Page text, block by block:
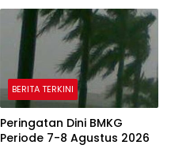
BERITA TERKINI
Peringatan Dini BMKG
Periode 7-8 Agustus 2026